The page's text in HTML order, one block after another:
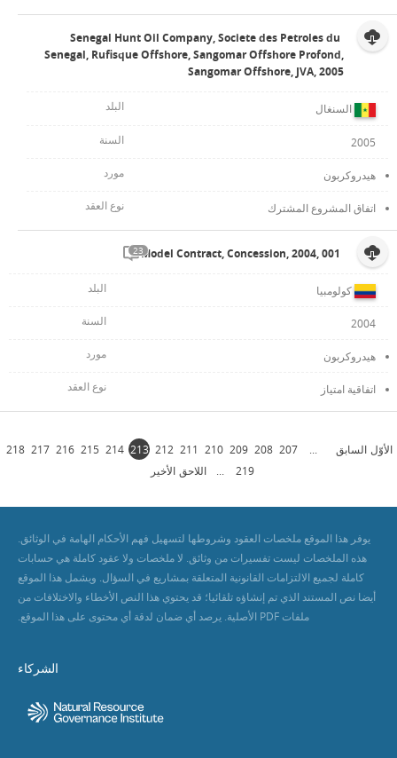
Senegal Hunt Oil Company, Societe des Petroles du
Senegal, Rufisque Offshore, Sangomar Offshore Profond,
Sangomar Offshore, JVA, 2005
السنغال
2005
هيدروكربون
اتفاق المشروع المشترك
Model Contract, Concession, 2004, 001
23
كولومبيا
2004
هيدروكربون
اتفاقية امتياز
الأوّل السابق ...
207
208
209
210
211
212
213
214
215
216
217
218
219
... اللاحق الأخير
يوفر هذا الموقع ملخصات العقود وشروطها لتسهيل فهم الأحكام الهامة في الوثائق.
هذه الملخصات ليست تفسيرات من وثائق. لا ملخصات ولا عقود كاملة هي حسابات
كاملة لجميع الالتزامات القانونية المتعلقة بمشاريع في السؤال. ويشمل هذا الموقع
أيضا نص المستند الذي تم إنشاؤه تلقائيا؛ قد يحتوي هذا النص الأخطاء والاختلافات من
ملفات PDF الأصلية. يرصد أي ضمان لدقة أي محتوى على هذا الموقع.
الشركاء